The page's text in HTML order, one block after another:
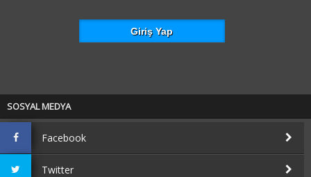
SOSYAL MEDYA
Facebook
Twitter